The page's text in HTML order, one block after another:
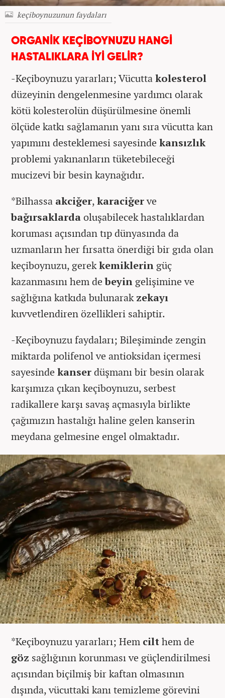
keçiboynuzunun faydaları
ORGANİK KEÇİBOYNUZU HANGİ
HASTALIKLARA İYİ GELİR?
-Keçiboynuzu yararları; Vücuttakolesterol
düzeyinin dengelenmesine yardımcı olarak
kötü kolesterolün düşürülmesine önemli
ölçüde katkı sağlamanın yanı sıra vücutta kan
yapımını desteklemesi sayesinde kansızlık
problemi yakınanların tüketebileceği
mucizevi bir besin kaynağıdır.
*Bilhassa akciğer,karaciğerve
bağırsaklardaoluşabilecek hastalıklardan
koruması açısından tıp dünyasında da
uzmanların her fırsatta önerdiği bir gıda olan
keçiboynuzu, gerekkemiklerin güç
kazanmasını hem debeyin gelişimine ve
sağlığına katkıda bulunarakzekayı
kuvvetlendiren özellikleri sahiptir.
-Keçiboynuzu faydaları; Bileşiminde zengin
miktarda polifenol ve antioksidan içermesi
sayesinde kanserdüşmanı bir besin olarak
karşımıza çıkan keçiboynuzu, serbest
radikallere karşı savaş açmasıyla birlikte
çağımızın hastalığı haline gelen kanserin
meydana gelmesine engel olmaktadır.
*Keçiboynuzu yararları; Hem cilthem de
göz sağlığının korunması ve güçlendirilmesi
açısından biçilmiş bir kaftan olmasının
dışında, vücuttaki kanı temizleme görevini